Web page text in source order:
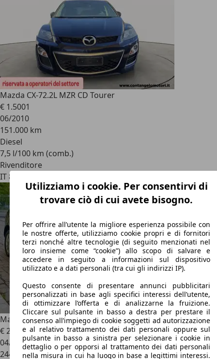
Mazda CX-72.2L MZR CD Tourer
€ 1.5001
06/2010
151.000 km
Diesel
7,5 l/100 km (comb.)
Rivenditore
IT 80022
Mazda CX-7CX-7 2.2 mzr-cd Tourer
€ 2.500
04/2011
244.000 km
Utilizziamo i cookie. Per consentirvi di
trovare ciò di cui avete bisogno.
Per offrire all’utente la migliore esperienza possibile con
le nostre offerte, utilizziamo cookie propri e di fornitori
terzi nonché altre tecnologie (di seguito menzionati nel
loro insieme come “cookie”) allo scopo di salvare e
accedere in seguito a informazioni sul dispositivo
utilizzato e a dati personali (tra cui gli indirizzi IP).
Questo consente di presentare annunci pubblicitari
personalizzati in base agli specifici interessi dell’utente,
di ottimizzare l’offerta e di analizzarne la fruizione.
Cliccare sul pulsante in basso a destra per prestare il
consenso all’impiego di cookie soggetti ad autorizzazione
e al relativo trattamento dei dati personali oppure sul
pulsante in basso a sinistra per selezionare i cookie in
dettaglio o per opporsi al trattamento dei dati personali
nella misura in cui ha luogo in base a legittimi interessi.